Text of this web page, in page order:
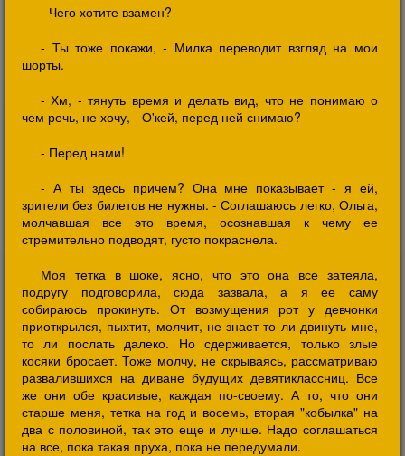
- Чего хотите взамен?
- Ты тоже покажи, - Милка переводит взгляд на мои
шорты.
- Хм, - тянуть время и делать вид, что не понимаю о
чем речь, не хочу, - О'кей, перед ней снимаю?
- Перед нами!
- А ты здесь причем? Она мне показывает - я ей,
зрители без билетов не нужны. - Соглашаюсь легко, Ольга,
молчавшая все это время, осознавшая к чему ее
стремительно подводят, густо покраснела.
Моя тетка в шоке, ясно, что это она все затеяла,
подругу подговорила, сюда зазвала, а я ее саму
собираюсь прокинуть. От возмущения рот у девчонки
приоткрылся, пыхтит, молчит, не знает то ли двинуть мне,
то ли послать далеко. Но сдерживается, только злые
косяки бросает. Тоже молчу, не скрываясь, рассматриваю
развалившихся на диване будущих девятиклассниц. Все
же они обе красивые, каждая по-своему. А то, что они
старше меня, тетка на год и восемь, вторая "кобылка" на
два с половиной, так это еще и лучше. Надо соглашаться
на все, пока такая пруха, пока не передумали.